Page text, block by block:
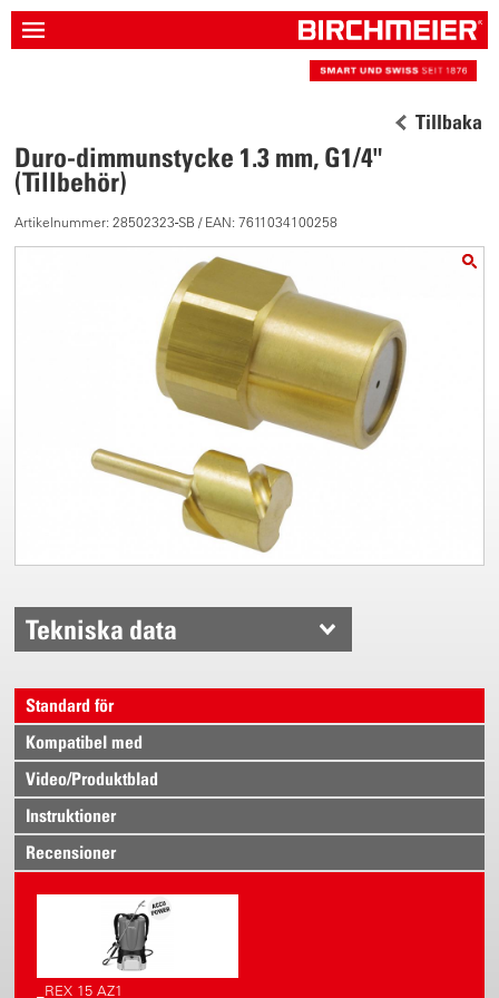
Tillbaka
Duro-dimmunstycke 1.3 mm, G1/4"
(Tillbehör)
Artikelnummer: 28502323-SB / EAN: 7611034100258
Tekniska data
Standard för
Kompatibel med
Video/Produktblad
Instruktioner
Recensioner
_REX 15 AZ1